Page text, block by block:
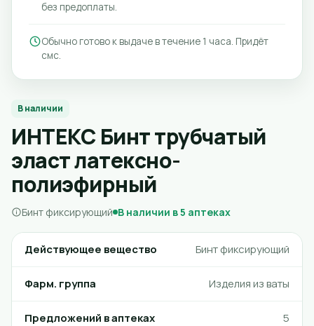
В наличии
ИНТЕКС Бинт трубчатый
эласт латексно-
полиэфирный
Бинт фиксирующий В наличии в 5 аптеках
Действующее вещество Бинт фиксирующий
Фарм. группа Изделия из ваты
Предложений в аптеках 5
без предоплаты.
Обычно готово к выдаче в течение 1 часа. Придёт
смс.